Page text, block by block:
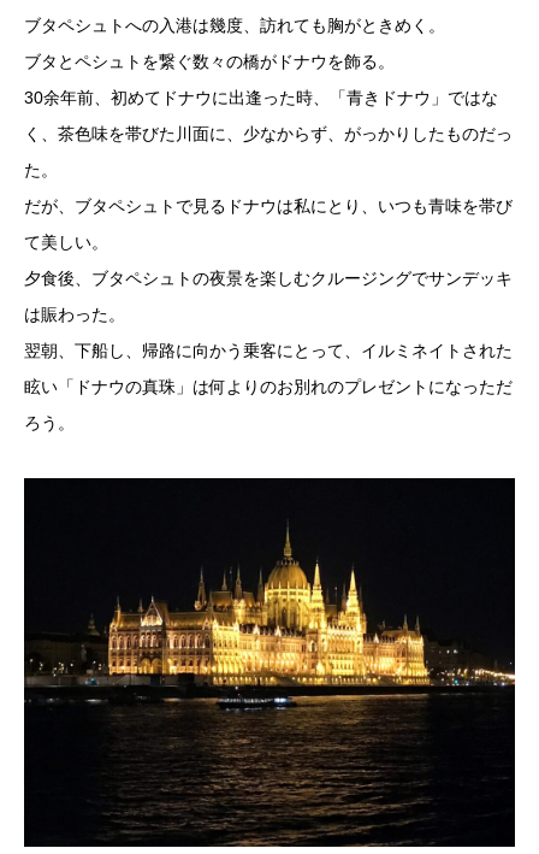
ブタペシュトへの入港は幾度、訪れても胸がときめく。
ブタとペシュトを繋ぐ数々の橋がドナウを飾る。
30余年前、初めてドナウに出逢った時、「青きドナウ」ではな
く、茶色味を帯びた川面に、少なからず、がっかりしたものだっ
た。
だが、ブタペシュトで見るドナウは私にとり、いつも青味を帯び
て美しい。
夕食後、ブタペシュトの夜景を楽しむクルージングでサンデッキ
は賑わった。
翌朝、下船し、帰路に向かう乗客にとって、イルミネイトされた
眩い「ドナウの真珠」は何よりのお別れのプレゼントになっただ
ろう。